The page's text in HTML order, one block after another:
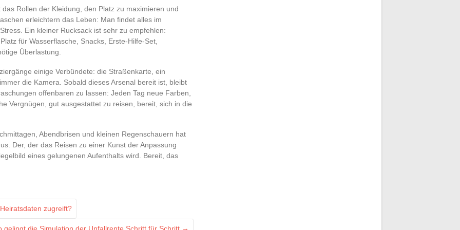
Rollen der Kleidung, den Platz zu maximieren und
erleichtern das Leben: Man findet alles im
Ein kleiner Rucksack ist sehr zu empfehlen:
für Wasserflasche, Snacks, Erste-Hilfe-Set,
Überlastung.
einige Verbündete: die Straßenkarte, ein
die Kamera. Sobald dieses Arsenal bereit ist, bleibt
offenbaren zu lassen: Jeden Tag neue Farben,
Vergnügen, gut ausgestattet zu reisen, bereit, sich in die
Abendbrisen und kleinen Regenschauern hat
Der, der das Reisen zu einer Kunst der Anpassung
eines gelungenen Aufenthalts wird. Bereit, das
zugreift?